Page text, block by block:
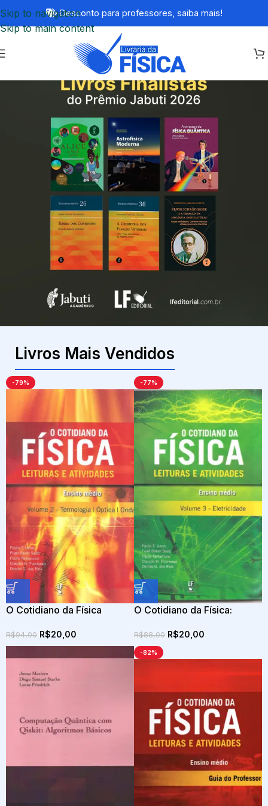
Skip to navigation
Skip to main content
Desconto para professores, saiba mais!
Livros Mais Vendidos
-79%
O Cotidiano da Física
volume 2: termologia,
óptica e ondas
R$94,00 R$20,00
-77%
O Cotidiano da Física:
volume 3: eletricidade
R$88,00 R$20,00
-82%